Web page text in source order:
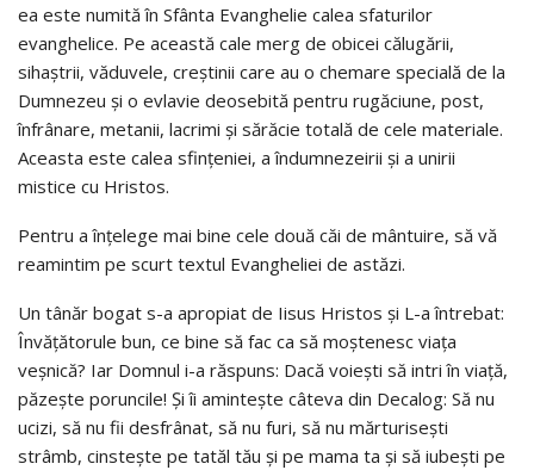
ea este numită în Sfânta Evanghelie calea sfaturilor
evanghelice. Pe această cale merg de obicei călugării,
sihaștrii, văduvele, creștinii care au o chemare specială de la
Dumnezeu și o evlavie deosebită pentru rugăciune, post,
înfrânare, metanii, lacrimi și sărăcie totală de cele materiale.
Aceasta este calea sfințeniei, a îndumnezeirii și a unirii
mistice cu Hristos.
Pentru a înțelege mai bine cele două căi de mântuire, să vă
reamintim pe scurt textul Evangheliei de astăzi.
Un tânăr bogat s-a apropiat de Iisus Hristos și L-a întrebat:
Învățătorule bun, ce bine să fac ca să moștenesc viața
veșnică? Iar Domnul i-a răspuns: Dacă voiești să intri în viață,
păzește poruncile! Și îi amintește câteva din Decalog: Să nu
ucizi, să nu fii desfrânat, să nu furi, să nu mărturisești
strâmb, cinstește pe tatăl tău și pe mama ta și să iubești pe